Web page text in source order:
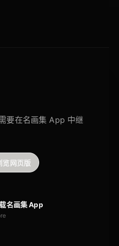
要在名画集 App 中继
览网页版
载名画集 App